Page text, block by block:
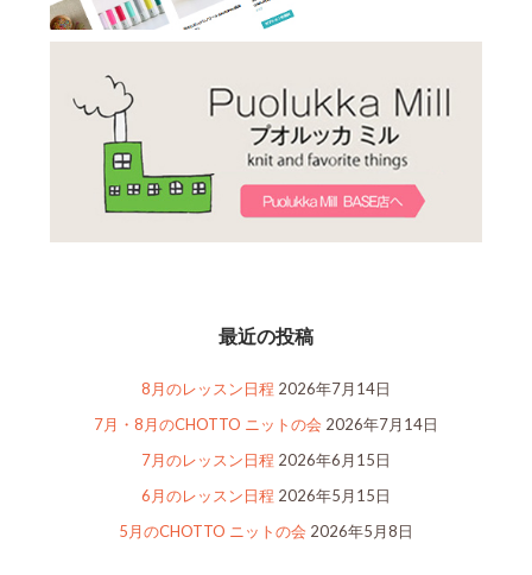
最近の投稿
8月のレッスン日程 2026年7月14日
7月・8月のCHOTTO ニットの会 2026年7月14日
7月のレッスン日程 2026年6月15日
6月のレッスン日程 2026年5月15日
5月のCHOTTO ニットの会 2026年5月8日